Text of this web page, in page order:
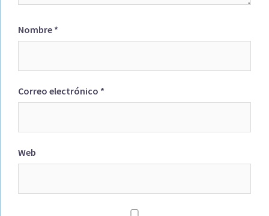
Nombre *
Correo electrónico *
Web